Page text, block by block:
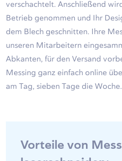
verschachtelt. Anschließend
Betrieb genommen und Ihr
dem Blech geschnitten. Ihre
unseren Mitarbeitern
Abkanten, für den Versand
Messing ganz einfach online
am Tag, sieben Tage die Woche.
Vorteile von